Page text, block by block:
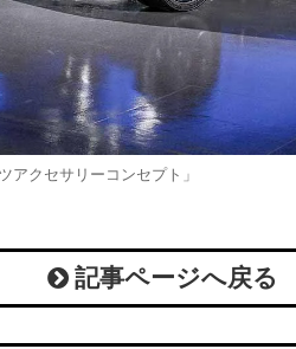
アクセサリーコンセプト」
記事ページへ戻る